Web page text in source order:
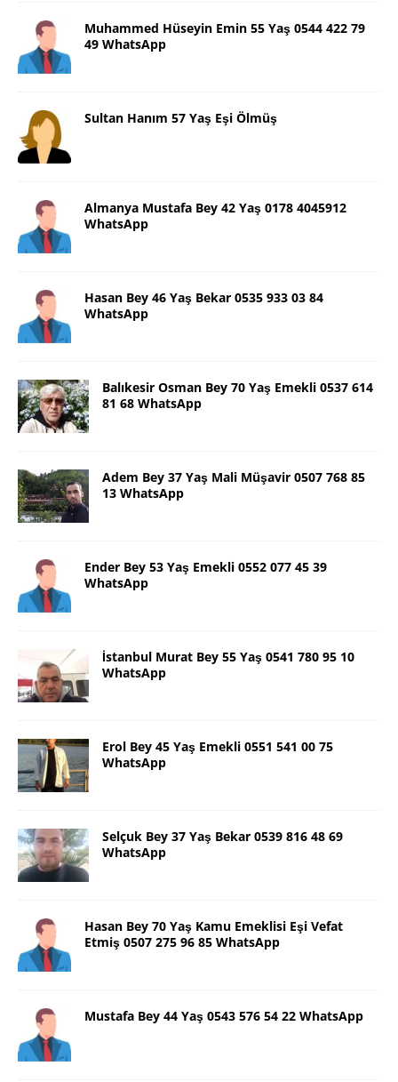
Muhammed Hüseyin Emin 55 Yaş 0544 422 79
49 WhatsApp
Sultan Hanım 57 Yaş Eşi Ölmüş
Almanya Mustafa Bey 42 Yaş 0178 4045912
WhatsApp
Hasan Bey 46 Yaş Bekar 0535 933 03 84
WhatsApp
Balıkesir Osman Bey 70 Yaş Emekli 0537 614
81 68 WhatsApp
Adem Bey 37 Yaş Mali Müşavir 0507 768 85
13 WhatsApp
Ender Bey 53 Yaş Emekli 0552 077 45 39
WhatsApp
İstanbul Murat Bey 55 Yaş 0541 780 95 10
WhatsApp
Erol Bey 45 Yaş Emekli 0551 541 00 75
WhatsApp
Selçuk Bey 37 Yaş Bekar 0539 816 48 69
WhatsApp
Hasan Bey 70 Yaş Kamu Emeklisi Eşi Vefat
Etmiş 0507 275 96 85 WhatsApp
Mustafa Bey 44 Yaş 0543 576 54 22 WhatsApp